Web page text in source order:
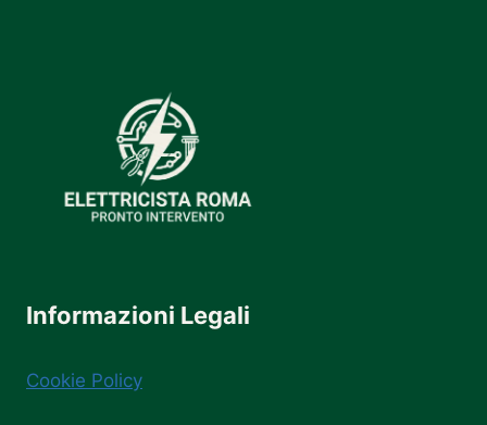
Informazioni Legali
Cookie Policy